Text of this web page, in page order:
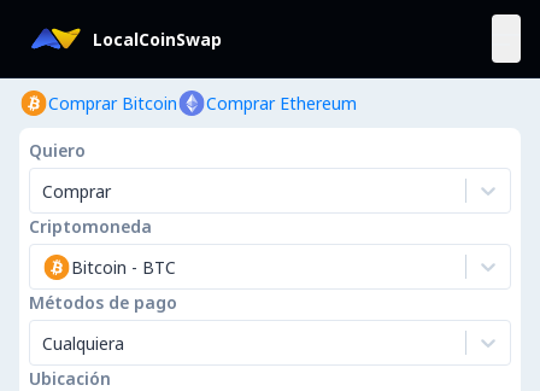
LocalCoinSwap
Comprar Bitcoin Comprar Ethereum
Quiero
Comprar
Criptomoneda
Bitcoin - BTC
Métodos de pago
Cualquiera
Ubicación